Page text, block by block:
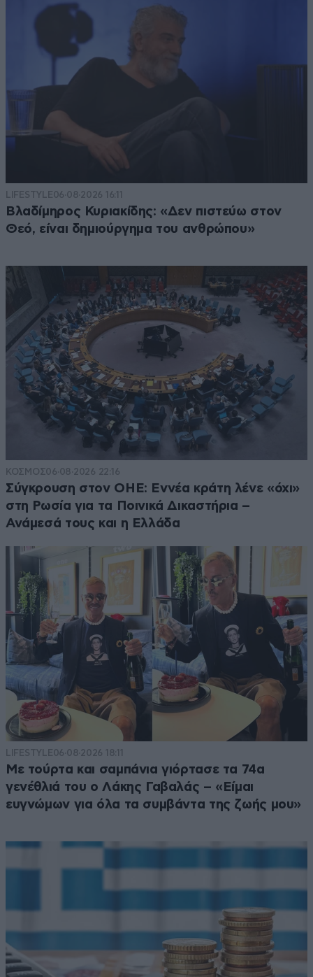
LIFESTYLE06·08·2026 16:11
Βλαδίμηρος Κυριακίδης: «Δεν πιστεύω στον
Θεό, είναι δημιούργημα του ανθρώπου»
ΚΟΣΜΟΣ06·08·2026 22:16
Σύγκρουση στον ΟΗΕ: Εννέα κράτη λένε «όχι»
στη Ρωσία για τα Ποινικά Δικαστήρια –
Ανάμεσά τους και η Ελλάδα
LIFESTYLE06·08·2026 18:11
Με τούρτα και σαμπάνια γιόρτασε τα 74α
γενέθλιά του ο Λάκης Γαβαλάς – «Είμαι
ευγνώμων για όλα τα συμβάντα της ζωής μου»